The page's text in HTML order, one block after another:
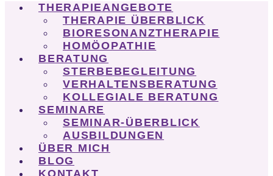
THERAPIEANGEBOTE
THERAPIE ÜBERBLICK
BIORESONANZTHERAPIE
HOMÖOPATHIE
BERATUNG
STERBEBEGLEITUNG
VERHALTENSBERATUNG
KOLLEGIALE BERATUNG
SEMINARE
SEMINAR-ÜBERBLICK
AUSBILDUNGEN
ÜBER MICH
BLOG
KONTAKT